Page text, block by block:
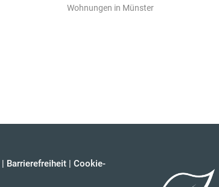
Wohnungen in Münster
| Barrierefreiheit | Cookie-